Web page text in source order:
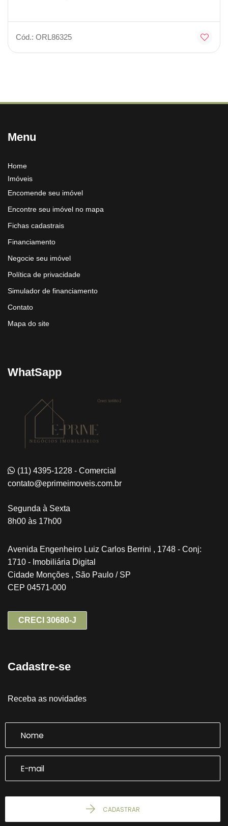
Cód.: ORL86325
Menu
Home
Imóveis
Encomende seu imóvel
Encontre seu imóvel no mapa
Fichas cadastrais
Financiamento
Negocie seu imóvel
Política de privacidade
Simulador de financiamento
Contato
Mapa do site
WhatSapp
(11) 4395-1228 - Comercial
contato@eprimeimoveis.com.br
Segunda à Sexta
8h00 às 17h00
Avenida Engenheiro Luiz Carlos Berrini , 1748 - Conj:
1710 - Imobiliária Digital
Cidade Monções , São Paulo / SP
CEP 04571-000
CRECI 30680-J
Cadastre-se
Receba as novidades
CADASTRAR